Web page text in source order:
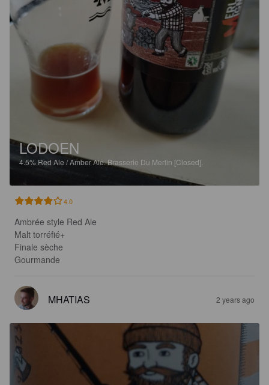
LODOEN
4.5% Red Ale / Amber Ale.Brasserie Du Merlin [Closed].
4.0
Ambrée style Red Ale
Malt torréfié+
Finale sèche
Gourmande
MHATIAS 2 years ago